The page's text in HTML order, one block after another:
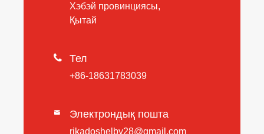
Хэбэй провинциясы,
Қытай
 Тел
+86-18631783039
 Электрондық пошта
rikadoshelby28@gmail.com